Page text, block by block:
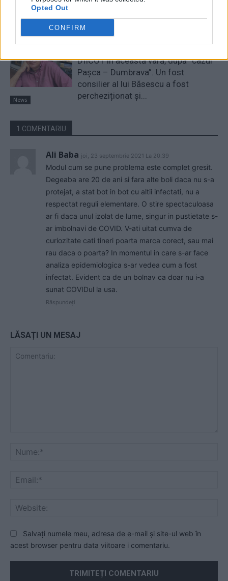
Opted Out
CONFIRM
câștigăm niciun kilowatt! Explicațiile
Pîslaru
News
DIICOT în această vară, după ”cazul
Pașca – Dumbrava”. Un fost
consilier al lui Băsescu a fost
percheziționat și...
1 COMENTARIU
Ali Baba joi, 23 septembrie 2021 La 20.39
Modul cum se pune problema este complet gresit.
Degeaba are 20 de ani si fara alte boli daca nu s-a
protejat, a stat bot in bot cu altii infectati, nu a
respectat reguli elementare. O stire spectaculoasa
ar fi daca unul izolat de lume, singur in pustietate s-
ar imbolnavi de COVID. V-ati uitat cumva de
curiozitate cati tineri poarta marca corect, sau mai
rau daca o poarta? In momentul in care s-ar face
analiza epidemiologica s-ar vedea cum a fost
infectat. Evident ca de un bolnav ca doar nu i-a
sunat COVIDul la usa.
Răspundeți
LĂSAȚI UN MESAJ
Salvați numele meu, adresa de e-mail și site-ul web în
acest browser pentru data viitoare i comentariu.